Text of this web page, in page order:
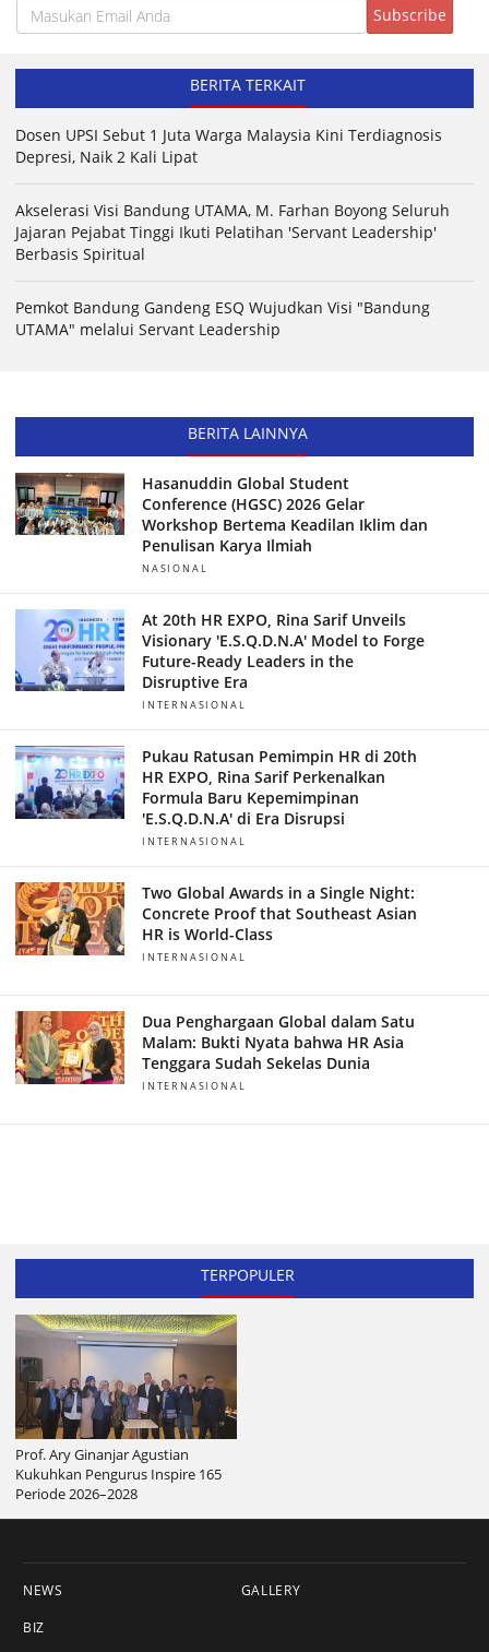
BERITA TERKAIT
Dosen UPSI Sebut 1 Juta Warga Malaysia Kini Terdiagnosis
Depresi, Naik 2 Kali Lipat
Akselerasi Visi Bandung UTAMA, M. Farhan Boyong Seluruh
Jajaran Pejabat Tinggi Ikuti Pelatihan 'Servant Leadership'
Berbasis Spiritual
Pemkot Bandung Gandeng ESQ Wujudkan Visi "Bandung
UTAMA" melalui Servant Leadership
BERITA LAINNYA
Hasanuddin Global Student
Conference (HGSC) 2026 Gelar
Workshop Bertema Keadilan Iklim dan
Penulisan Karya Ilmiah
NASIONAL
At 20th HR EXPO, Rina Sarif Unveils
Visionary 'E.S.Q.D.N.A' Model to Forge
Future-Ready Leaders in the
Disruptive Era
INTERNASIONAL
Pukau Ratusan Pemimpin HR di 20th
HR EXPO, Rina Sarif Perkenalkan
Formula Baru Kepemimpinan
'E.S.Q.D.N.A' di Era Disrupsi
INTERNASIONAL
Two Global Awards in a Single Night:
Concrete Proof that Southeast Asian
HR is World-Class
INTERNASIONAL
Dua Penghargaan Global dalam Satu
Malam: Bukti Nyata bahwa HR Asia
Tenggara Sudah Sekelas Dunia
INTERNASIONAL
TERPOPULER
Prof. Ary Ginanjar Agustian
Kukuhkan Pengurus Inspire 165
Periode 2026–2028
NEWS
BIZ
GALLERY